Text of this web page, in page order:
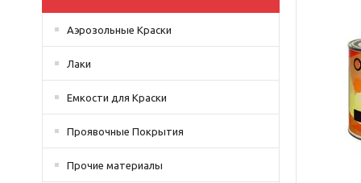
Аэрозольные Краски
Лаки
Емкости для Краски
Проявочные Покрытия
Прочие материалы